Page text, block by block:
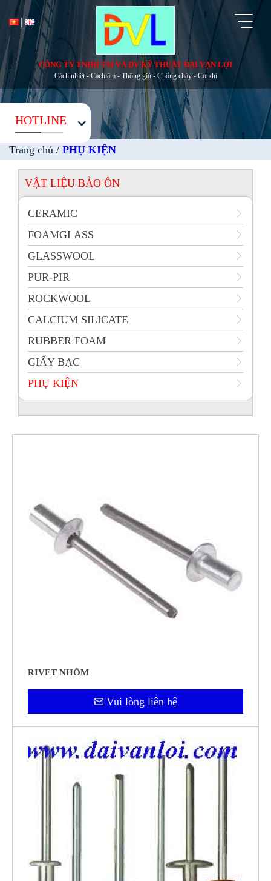
CÔNG TY TNHH TM VÀ DV KỸ THUẬT ĐẠI VẠN LỢI
Cách nhiệt - Cách âm - Thông gió - Chống cháy - Cơ khí
HOTLINE
Trang chủ / PHỤ KIỆN
VẬT LIỆU BẢO ÔN
CERAMIC
FOAMGLASS
GLASSWOOL
PUR-PIR
ROCKWOOL
CALCIUM SILICATE
RUBBER FOAM
GIẤY BẠC
PHỤ KIỆN
RIVET NHÔM
Vui lòng liên hệ